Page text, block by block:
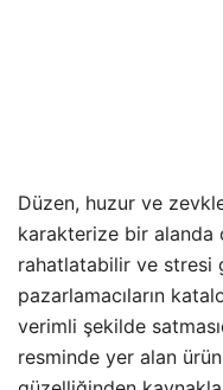
Düzen, huzur ve
karakterize bir alanda
rahatlatabilir ve stresi
pazarlamacıların
verimli şekilde
resminde yer alan